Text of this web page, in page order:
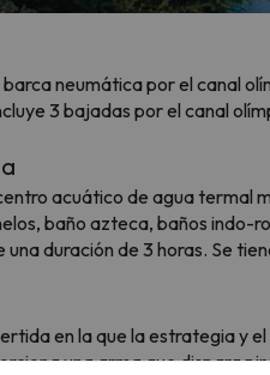
neumática por el canal
3 bajadas por el canal
acuático de agua termal
baño azteca, baños
duración de 3 horas. Se
en la que la estrategia y
una arma que dispara